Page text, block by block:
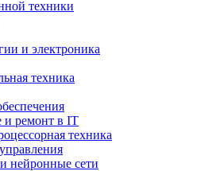
техники
и электроника
техника
и ремонт в IT
техника
нейронные сети